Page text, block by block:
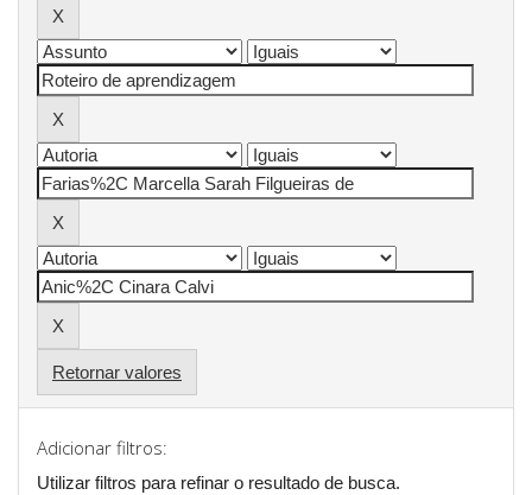
Retornar valores
Adicionar filtros:
Utilizar filtros para refinar o resultado de busca.